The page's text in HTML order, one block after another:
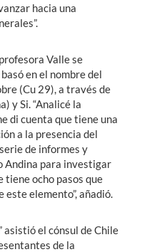
hacia una
Valle se
en el nombre del
(Cu 29), a través de
y Si. “Analicé la
di cuenta que tiene una
a la presencia del
de informes y
Andina para investigar
tiene ocho pasos que
elemento”, añadió.
asistió el cónsul de Chile
de la